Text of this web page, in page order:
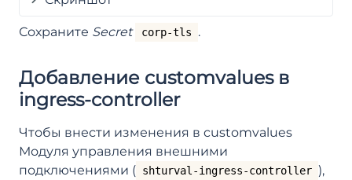
Сохраните Secret corp-tls .
Добавление customvalues в
ingress-controller
Чтобы внести изменения в customvalues
Модуля управления внешними
подключениями ( shturval-ingress-controller ),